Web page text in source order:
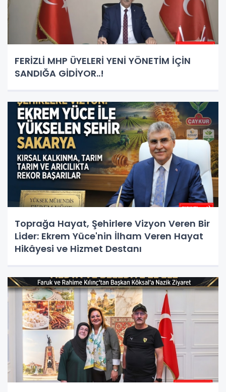
FERİZLİ MHP ÜYELERİ YENİ YÖNETİM İÇİN
SANDIĞA GİDİYOR..!
Toprağa Hayat, Şehirlere Vizyon Veren Bir
Lider: Ekrem Yüce'nin İlham Veren Hayat
Hikâyesi ve Hizmet Destanı